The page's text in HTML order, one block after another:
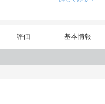
評価 基本情報